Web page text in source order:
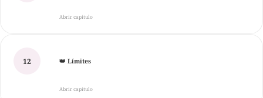
Abrir capítulo
12 👑 Límites
Abrir capítulo